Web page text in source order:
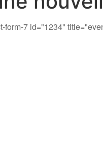
form-7 id="1234"